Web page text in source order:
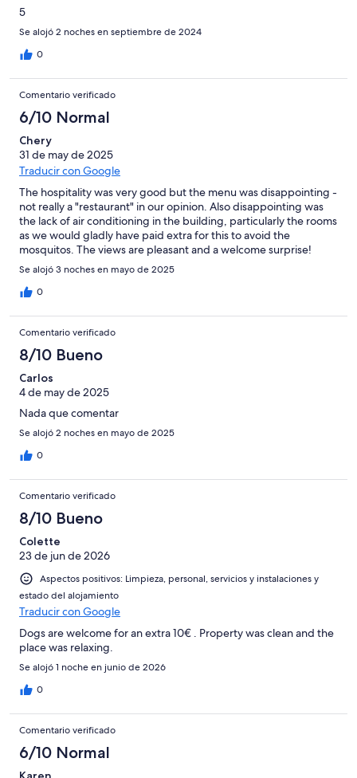
5
Se alojó 2 noches en septiembre de 2024
0
Comentario verificado
6/10 Normal
Chery
31 de may de 2025
Traducir con Google
The hospitality was very good but the menu was disappointing -
not really a "restaurant" in our opinion. Also disappointing was
the lack of air conditioning in the building, particularly the rooms
as we would gladly have paid extra for this to avoid the
mosquitos. The views are pleasant and a welcome surprise!
Se alojó 3 noches en mayo de 2025
0
Comentario verificado
8/10 Bueno
Carlos
4 de may de 2025
Nada que comentar
Se alojó 2 noches en mayo de 2025
0
Comentario verificado
8/10 Bueno
Colette
23 de jun de 2026
Aspectos positivos: Limpieza, personal, servicios y instalaciones y
estado del alojamiento
Traducir con Google
Dogs are welcome for an extra 10€ . Property was clean and the
place was relaxing.
Se alojó 1 noche en junio de 2026
0
Comentario verificado
6/10 Normal